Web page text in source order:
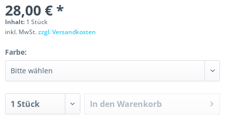
28,00 € *
Inhalt: 1 Stück
inkl. MwSt.zzgl. Versandkosten
Farbe:
In den Warenkorb